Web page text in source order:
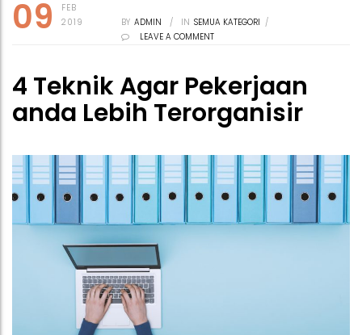
09
FEB
2019
BY ADMIN / IN SEMUA KATEGORI /
LEAVE A COMMENT
4 Teknik Agar Pekerjaan
anda Lebih Terorganisir